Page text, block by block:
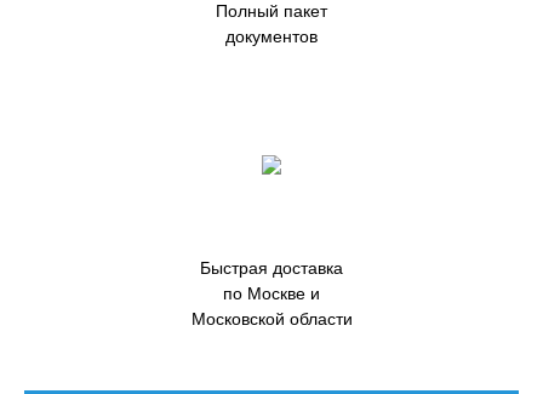
Полный пакет
документов
Быстрая доставка
по Москве и
Московской области